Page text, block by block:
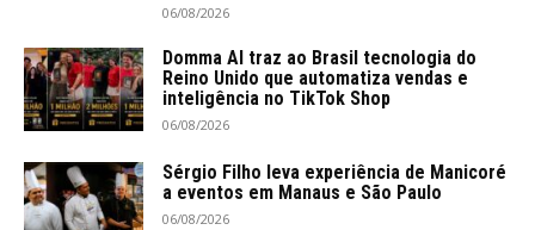
06/08/2026
Domma AI traz ao Brasil tecnologia do
Reino Unido que automatiza vendas e
inteligência no TikTok Shop
06/08/2026
Sérgio Filho leva experiência de Manicoré
a eventos em Manaus e São Paulo
06/08/2026